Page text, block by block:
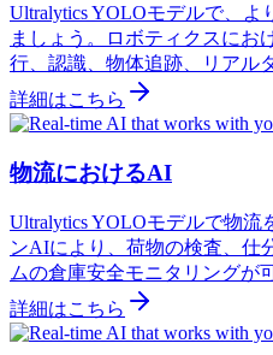
Ultralytics YOLOモデルで、よ
ましょう。ロボティクスにお
行、認識、物体追跡、リアル
詳細はこちら
物流におけるAI
Ultralytics YOLOモデルで物流
ンAIにより、荷物の検査、仕
ムの倉庫安全モニタリングが
詳細はこちら